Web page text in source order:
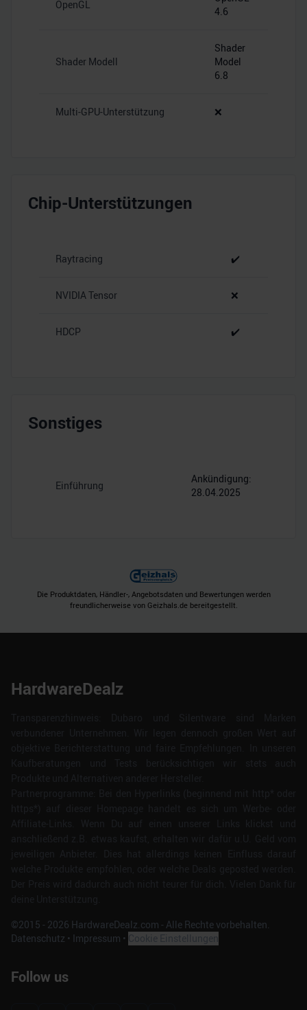
OpenGL
4.6
Shader Modell
Shader
Model
6.8
Multi-GPU-Unterstützung ❌
Chip-Unterstützungen
Raytracing ✔️
NVIDIA Tensor ❌
HDCP ✔️
Sonstiges
Einführung
Ankündigung:
28.04.2025
Die Produktdaten, Händler-, Angebotsdaten und Bewertungen werden
freundlicherweise von Geizhals.de bereitgestellt.
HardwareDealz
©2015 - 2026 HardwareDealz.com - Alle Rechte vorbehalten.
Datenschutz • Impressum •
Follow us